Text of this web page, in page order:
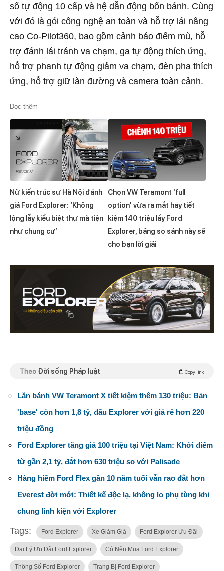
số tự động 10 cấp và hệ dẫn động bốn bánh. Cùng
với đó là gói công nghệ an toàn và hỗ trợ lái nâng
cao Co-Pilot360, bao gồm cảnh báo điểm mù, hỗ
trợ đánh lái tránh va chạm, ga tự động thích ứng,
hỗ trợ phanh tự động giảm va chạm, đèn pha thích
ứng, hỗ trợ giữ làn đường và camera toàn cảnh.
Đọc thêm
Nữ kiến trúc sư Hà Nội đánh
giá Ford Explorer: ‘Không
lộng lẫy kiểu biệt thự mà tiện
như chung cư’
Chọn VW Teramont 'full
option' vừa ra mắt hay tiết
kiệm 140 triệu lấy Ford
Explorer, bảng so sánh này sẽ
cho bạn lời giải
Theo Đời sống Pháp luật Copy link
Lăn bánh VW Teramont X tiết kiệm thêm 130 triệu: Bản
'base' còn hơn 1,8 tỷ, đấu Explorer với giá rẻ hơn 220
triệu đồng
Ford Explorer tăng giá 100 triệu tại Việt Nam: Khởi điểm
từ gần 2,1 tỷ, đắt hơn 630 triệu so với Palisade
Hàng hiếm Ford Flex gần 10 năm tuổi vẫn rao đắt hơn
Everest đời mới: Thiết kế độc lạ, không lo phụ tùng khi
chung linh kiện với Explorer
Tags: Ford Explorer Xe Giảm Giá Ford Explorer Ưu Đãi
Đại Lý Ưu Đãi Ford Explorer Có Nên Mua Ford Explorer
Thông Số Ford Explorer Trang Bị Ford Explorer